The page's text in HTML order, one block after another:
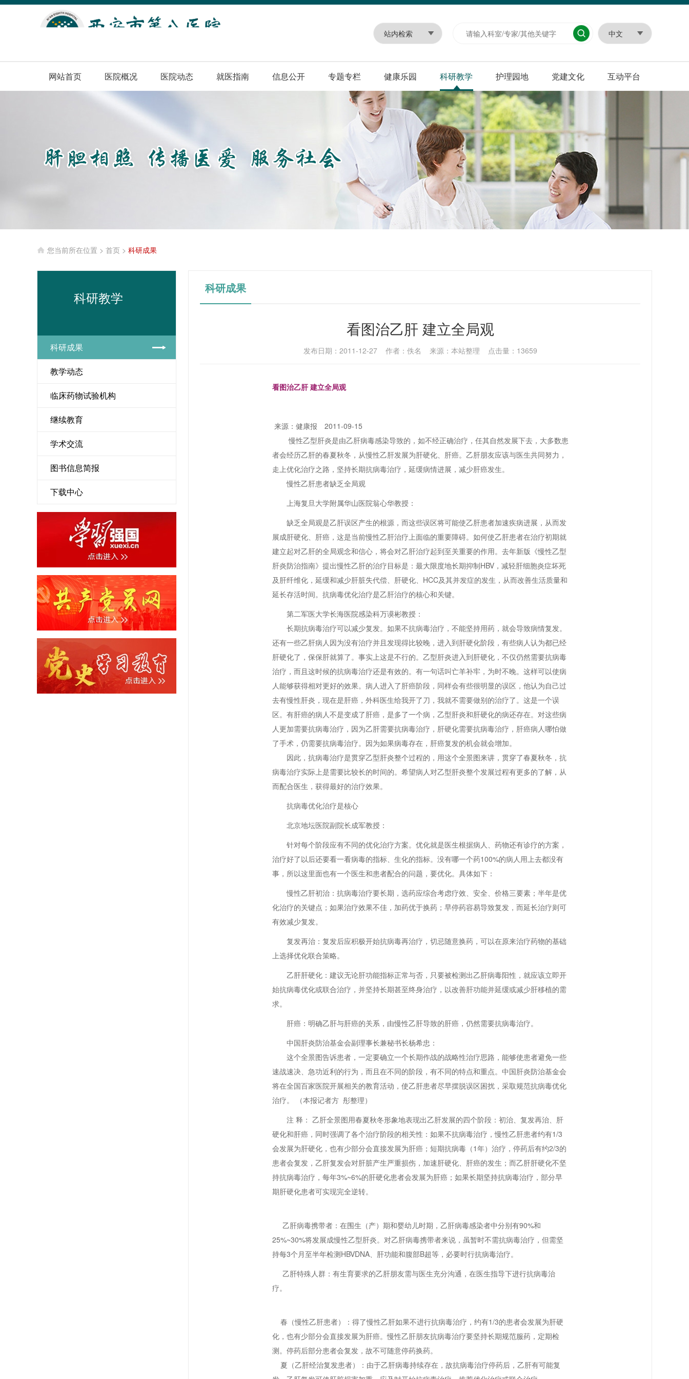
网站首页 医院概况 医院动态 就医指南 信息公开 专题专栏 健康乐园 科研教学 护理园地 党建文化 互动平台
您当前所在位置 > 首页 > 科研成果
科研教学
科研成果
教学动态
临床药物试验机构
继续教育
学术交流
图书信息简报
下载中心
科研成果
看图治乙肝 建立全局观
发布日期：2011-12-27 作者：佚名 来源：本站整理 点击量：13659
看图治乙肝 建立全局观
来源：健康报 2011-09-15
慢性乙型肝炎是由乙肝病毒感染导致的，如不经正确治疗，任其自然发展下去，大多数患
者会经历乙肝的春夏秋冬，从慢性乙肝发展为肝硬化、肝癌。乙肝朋友应该与医生共同努力，
走上优化治疗之路，坚持长期抗病毒治疗，延缓病情进展，减少肝癌发生。
慢性乙肝患者缺乏全局观
上海复旦大学附属华山医院翁心华教授：
缺乏全局观是乙肝误区产生的根源，而这些误区将可能使乙肝患者加速疾病进展，从而发
展成肝硬化、肝癌，这是当前慢性乙肝治疗上面临的重要障碍。如何使乙肝患者在治疗初期就
建立起对乙肝的全局观念和信心，将会对乙肝治疗起到至关重要的作用。去年新版《慢性乙型
肝炎防治指南》提出慢性乙肝的治疗目标是：最大限度地长期抑制HBV，减轻肝细胞炎症坏死
及肝纤维化，延缓和减少肝脏失代偿、肝硬化、HCC及其并发症的发生，从而改善生活质量和
延长存活时间。抗病毒优化治疗是乙肝治疗的核心和关键。
第二军医大学长海医院感染科万谟彬教授：
长期抗病毒治疗可以减少复发。如果不抗病毒治疗，不能坚持用药，就会导致病情复发。
还有一些乙肝病人因为没有治疗并且发现得比较晚，进入到肝硬化阶段，有些病人认为都已经
肝硬化了，保保肝就算了。事实上这是不行的。乙型肝炎进入到肝硬化，不仅仍然需要抗病毒
治疗，而且这时候的抗病毒治疗还是有效的。有一句话叫亡羊补牢，为时不晚。这样可以使病
人能够获得相对更好的效果。病人进入了肝癌阶段，同样会有些很明显的误区，他认为自己过
去有慢性肝炎，现在是肝癌，外科医生给我开了刀，我就不需要做别的治疗了。这是一个误
区。有肝癌的病人不是变成了肝癌，是多了一个病，乙型肝炎和肝硬化的病还存在。对这些病
人更加需要抗病毒治疗，因为乙肝需要抗病毒治疗，肝硬化需要抗病毒治疗，肝癌病人哪怕做
了手术，仍需要抗病毒治疗。因为如果病毒存在，肝癌复发的机会就会增加。
因此，抗病毒治疗是贯穿乙型肝炎整个过程的，用这个全景图来讲，贯穿了春夏秋冬，抗
病毒治疗实际上是需要比较长的时间的。希望病人对乙型肝炎整个发展过程有更多的了解，从
而配合医生，获得最好的治疗效果。
抗病毒优化治疗是核心
北京地坛医院副院长成军教授：
针对每个阶段应有不同的优化治疗方案。优化就是医生根据病人、药物还有诊疗的方案，
治疗好了以后还要看一看病毒的指标、生化的指标。没有哪一个药100%的病人用上去都没有
事，所以这里面也有一个医生和患者配合的问题，要优化。具体如下：
慢性乙肝初治：抗病毒治疗要长期，选药应综合考虑疗效、安全、价格三要素；半年是优
化治疗的关键点；如果治疗效果不佳，加药优于换药；早停药容易导致复发，而延长治疗则可
有效减少复发。
复发再治：复发后应积极开始抗病毒再治疗，切忌随意换药，可以在原来治疗药物的基础
上选择优化联合策略。
乙肝肝硬化：建议无论肝功能指标正常与否，只要被检测出乙肝病毒阳性，就应该立即开
始抗病毒优化或联合治疗，并坚持长期甚至终身治疗，以改善肝功能并延缓或减少肝移植的需
求。
肝癌：明确乙肝与肝癌的关系，由慢性乙肝导致的肝癌，仍然需要抗病毒治疗。
中国肝炎防治基金会副理事长兼秘书长杨希忠：
这个全景图告诉患者，一定要确立一个长期作战的战略性治疗思路，能够使患者避免一些
速战速决、急功近利的行为，而且在不同的阶段，有不同的特点和重点。中国肝炎防治基金会
将在全国百家医院开展相关的教育活动，使乙肝患者尽早摆脱误区困扰，采取规范抗病毒优化
治疗。 （本报记者方 彤整理）
注 释： 乙肝全景图用春夏秋冬形象地表现出乙肝发展的四个阶段：初治、复发再治、肝
硬化和肝癌，同时强调了各个治疗阶段的相关性：如果不抗病毒治疗，慢性乙肝患者约有1/3
会发展为肝硬化，也有少部分会直接发展为肝癌；短期抗病毒（1年）治疗，停药后有约2/3的
患者会复发，乙肝复发会对肝脏产生严重损伤，加速肝硬化、肝癌的发生；而乙肝肝硬化不坚
持抗病毒治疗，每年3%~6%的肝硬化患者会发展为肝癌；如果长期坚持抗病毒治疗，部分早
期肝硬化患者可实现完全逆转。
乙肝病毒携带者：在围生（产）期和婴幼儿时期，乙肝病毒感染者中分别有90%和
25%~30%将发展成慢性乙型肝炎。对乙肝病毒携带者来说，虽暂时不需抗病毒治疗，但需坚
持每3个月至半年检测HBVDNA、肝功能和腹部B超等，必要时行抗病毒治疗。
乙肝特殊人群：有生育要求的乙肝朋友需与医生充分沟通，在医生指导下进行抗病毒治
疗。
春（慢性乙肝患者）：得了慢性乙肝如果不进行抗病毒治疗，约有1/3的患者会发展为肝硬
化，也有少部分会直接发展为肝癌。慢性乙肝朋友抗病毒治疗要坚持长期规范服药，定期检
测。停药后部分患者会复发，故不可随意停药换药。
夏（乙肝经治复发患者）：由于乙肝病毒持续存在，故抗病毒治疗停药后，乙肝有可能复